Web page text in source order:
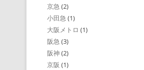
京急 (2)
小田急 (1)
大阪メトロ (1)
阪急 (3)
阪神 (2)
京阪 (1)